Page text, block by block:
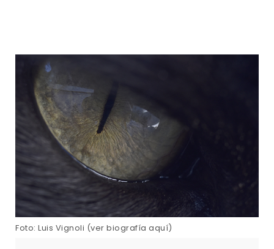
Foto: Luis Vignoli (ver biografía aquí)